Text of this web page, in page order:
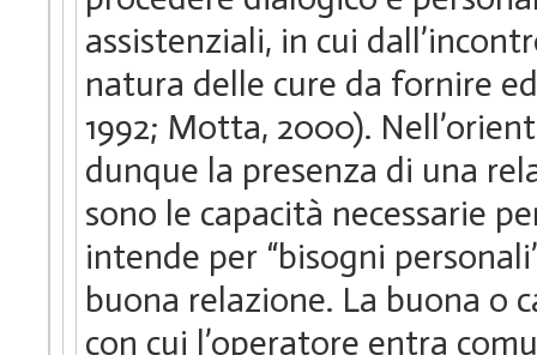
assistenziali, in cui
natura delle cure da fornire
1992; Motta, 2000).
dunque la presenza di una
sono le capacità necessarie
intende per “bisogni
buona relazione. La buona
con cui l’operatore entra